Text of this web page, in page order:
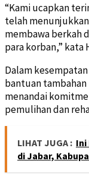
“Kami ucapkan
telah
membawa berkah
para korban,” kata
Dalam
bantuan
menandai
pemulihan dan
LIHAT JUGA : Ini
di Jabar,